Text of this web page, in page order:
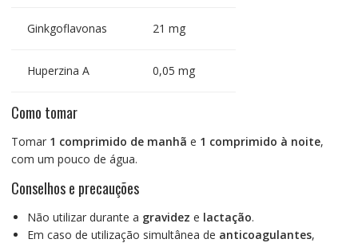
Ginkgoflavonas 21 mg
Huperzina A 0,05 mg
Como tomar
Tomar 1 comprimido de manhã e 1 comprimido à noite,
com um pouco de água.
Conselhos e precauções
Não utilizar durante a gravidez e lactação.
Em caso de utilização simultânea de anticoagulantes,